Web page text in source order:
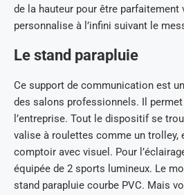
de la hauteur pour être parfaitement
personnalise à l’infini suivant le
Le stand parapluie
Ce support de communication est
des salons professionnels. Il
l’entreprise. Tout le dispositif se
valise à roulettes comme un trolley,
comptoir avec visuel. Pour
équipée de 2 sports lumineux. Le
stand parapluie courbe PVC. Mais